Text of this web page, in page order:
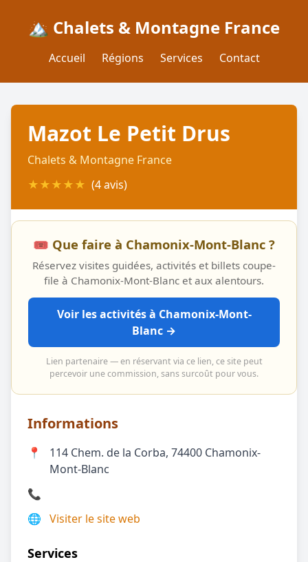
🏔️ Chalets & Montagne France
Accueil Régions Services Contact
Mazot Le Petit Drus
Chalets & Montagne France
★★★★★ (4 avis)
🎟️ Que faire à Chamonix-Mont-Blanc ?
Réservez visites guidées, activités et billets coupe-
file à Chamonix-Mont-Blanc et aux alentours.
Voir les activités à Chamonix-Mont-
Blanc →
Lien partenaire — en réservant via ce lien, ce site peut
percevoir une commission, sans surcoût pour vous.
Informations
📍
114 Chem. de la Corba, 74400 Chamonix-
Mont-Blanc
📞
🌐 Visiter le site web
Services